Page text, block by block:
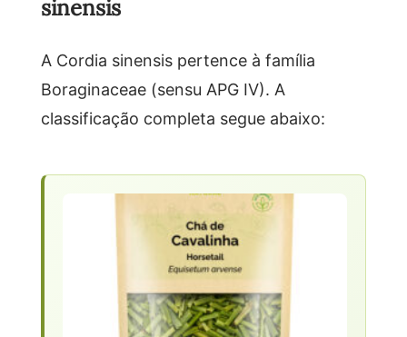
sinensis
A Cordia sinensis pertence à família
Boraginaceae (sensu APG IV). A
classificação completa segue abaixo: